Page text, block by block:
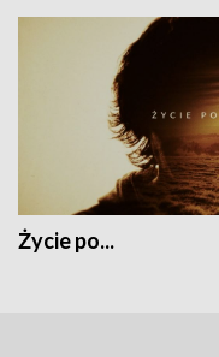
Życie po...